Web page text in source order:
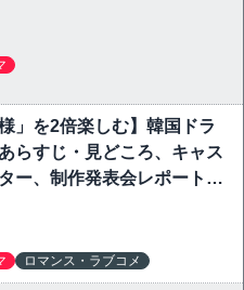
」を2倍楽しむ】韓国ドラ
らすじ・見どころ、キャス
ー、制作発表会レポートな
ロマンス・ラブコメ